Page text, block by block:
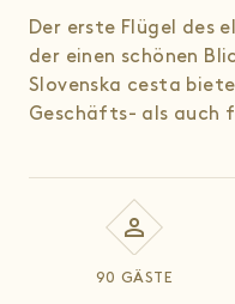
Der erste Flügel des
der einen schönen
Slovenska cesta
Geschäfts- als auch
90 GÄSTE